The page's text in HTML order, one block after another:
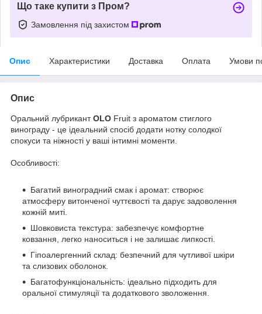
Що таке купити з Пром?
Замовлення під захистом
Опис Характеристики Доставка Оплата Умови
Опис
Оральний лубрикантOLO Fruit з ароматом стиглого
винограду - це ідеальний спосіб додати нотку солодкої
спокуси та ніжності у ваші інтимні моменти.
Особливості:
Багатий виноградний смак і аромат: створює
атмосферу витонченої чуттєвості та дарує задоволення
кожній миті.
Шовковиста текстура: забезпечує комфортне
ковзання, легко наноситься і не залишає липкості.
Гіпоалергенний склад: безпечний для чутливої шкіри
та слизових оболонок.
Багатофункціональність: ідеально підходить для
оральної стимуляції та додаткового зволоження.